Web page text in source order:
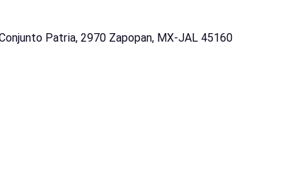
Patria, 2970 Zapopan, MX-JAL 45160